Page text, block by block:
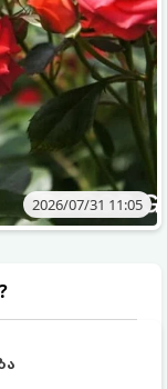
2026/07/31 11:05